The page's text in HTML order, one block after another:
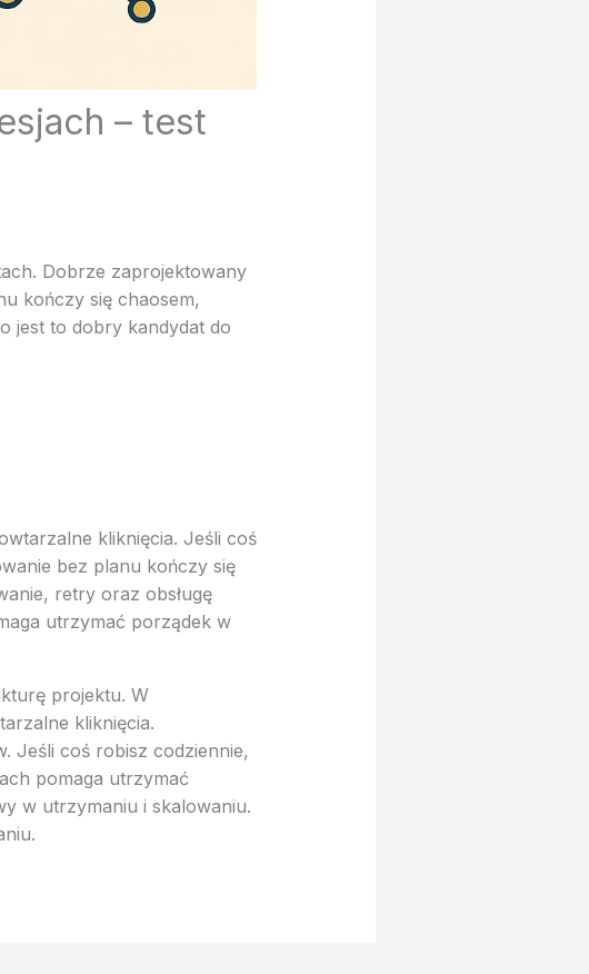
– test
Dobrze zaprojektowany
kończy się chaosem,
jest to dobry kandydat do
kliknięcia. Jeśli coś
bez planu kończy się
retry oraz obsługę
utrzymać porządek w
projektu. W
kliknięcia.
Jeśli coś robisz codziennie,
pomaga utrzymać
w utrzymaniu i skalowaniu.